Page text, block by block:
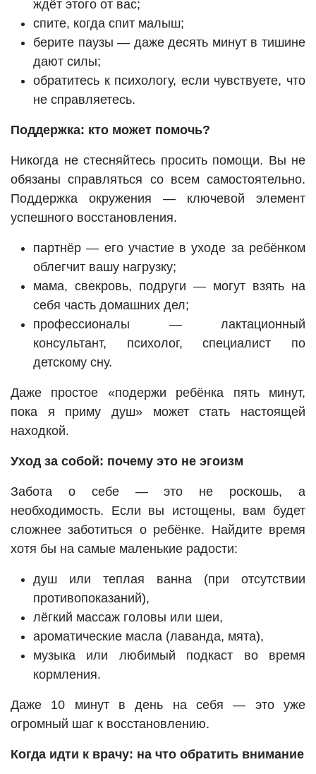
ждёт этого от вас;
спите, когда спит малыш;
берите паузы — даже десять минут в тишине
дают силы;
обратитесь к психологу, если чувствуете, что
не справляетесь.
Поддержка: кто может помочь?
Никогда не стесняйтесь просить помощи. Вы не
обязаны справляться со всем самостоятельно.
Поддержка окружения — ключевой элемент
успешного восстановления.
партнёр — его участие в уходе за ребёнком
облегчит вашу нагрузку;
мама, свекровь, подруги — могут взять на
себя часть домашних дел;
профессионалы — лактационный
консультант, психолог, специалист по
детскому сну.
Даже простое «подержи ребёнка пять минут,
пока я приму душ» может стать настоящей
находкой.
Уход за собой: почему это не эгоизм
Забота о себе — это не роскошь, а
необходимость. Если вы истощены, вам будет
сложнее заботиться о ребёнке. Найдите время
хотя бы на самые маленькие радости:
душ или теплая ванна (при отсутствии
противопоказаний),
лёгкий массаж головы или шеи,
ароматические масла (лаванда, мята),
музыка или любимый подкаст во время
кормления.
Даже 10 минут в день на себя — это уже
огромный шаг к восстановлению.
Когда идти к врачу: на что обратить внимание